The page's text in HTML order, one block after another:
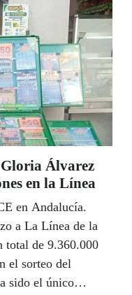
los últimos dos
Gloria Álvarez
en la Línea
en Andalucía.
a La Línea de la
total de 9.360.000
el sorteo del
sido el único